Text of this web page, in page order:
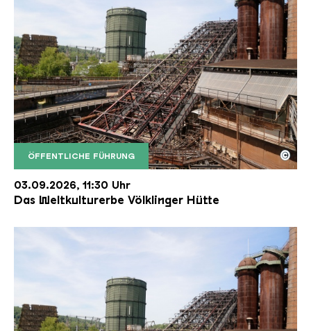
ÖFFENTLICHE FÜHRUNG
Der Erzschrägaufzug der Völklinger Hütte mit
Copyright: Weltkulturerbe Völklinger Hütte | Karl
©
03.09.2026, 11:30 Uhr
Das Weltkulturerbe Völklinger Hütte